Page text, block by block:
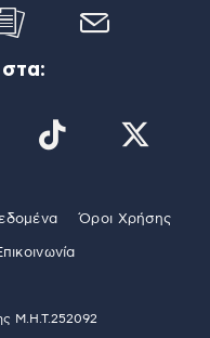
στα:
Όροι Χρήσης
Μ.Η.Τ.252092